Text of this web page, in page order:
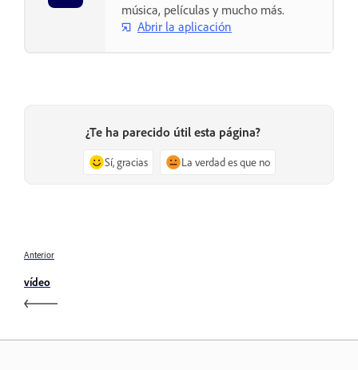
música, películas y mucho más.
Abrir la aplicación
¿Te ha parecido útil esta página?
Sí, gracias La verdad es que no
Anterior
vídeo